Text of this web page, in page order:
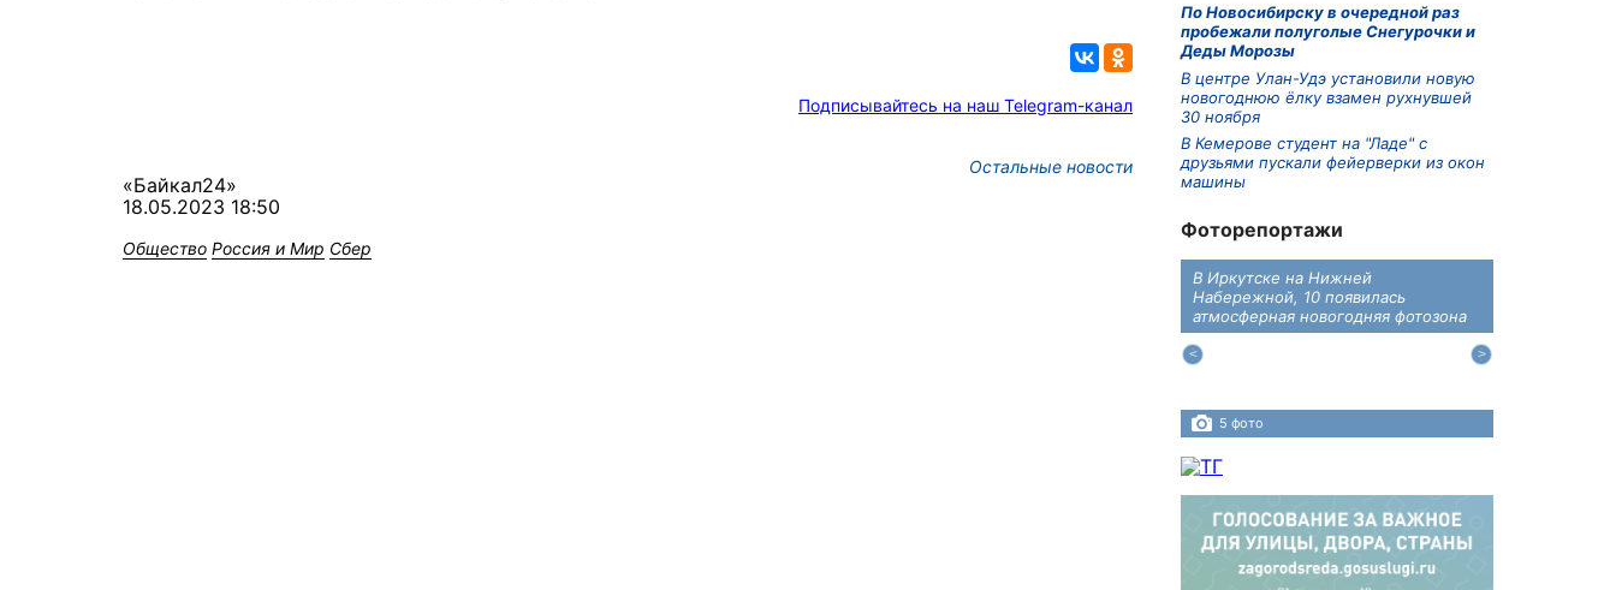
Подписывайтесь на наш Telegram-канал
Остальные новости
«Байкал24»
18.05.2023 18:50
Общество Россия и Мир Сбер
По Новосибирску в очередной раз
пробежали полуголые Снегурочки и
Деды Морозы
В центре Улан-Удэ установили новую
новогоднюю ёлку взамен рухнувшей
30 ноября
В Кемерове студент на "Ладе" с
друзьями пускали фейерверки из окон
машины
Фоторепортажи
В Иркутске на Нижней
Набережной, 10 появилась
атмосферная новогодняя фотозона
5 фото